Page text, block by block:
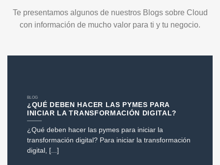
Te presentamos algunos de nuestros Blogs sobre Cloud
con información de mucho valor para ti y tu negocio.
BLOG
¿QUÉ DEBEN HACER LAS PYMES PARA
INICIAR LA TRANSFORMACIÓN DIGITAL?
¿Qué deben hacer las pymes para iniciar la
transformación digital? Para iniciar la transformación
digital, [...]